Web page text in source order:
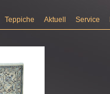
Teppiche Aktuell Service